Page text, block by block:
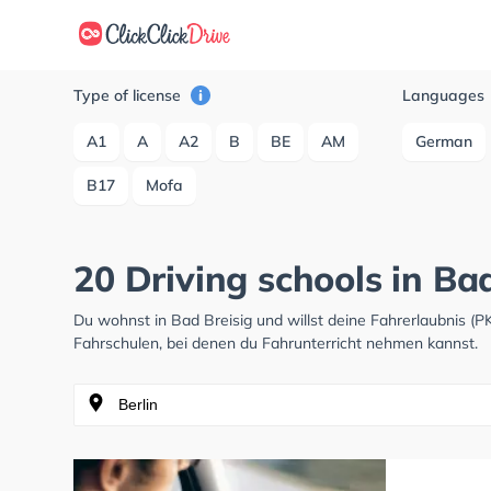
Type of license
A1 A A2 B BE AM
B17 Mofa
Languages
German
20 Driving schools in
Du wohnst in Bad Breisig und willst deine Fahrerlaubnis
Fahrschulen, bei denen du Fahrunterricht nehmen kannst.